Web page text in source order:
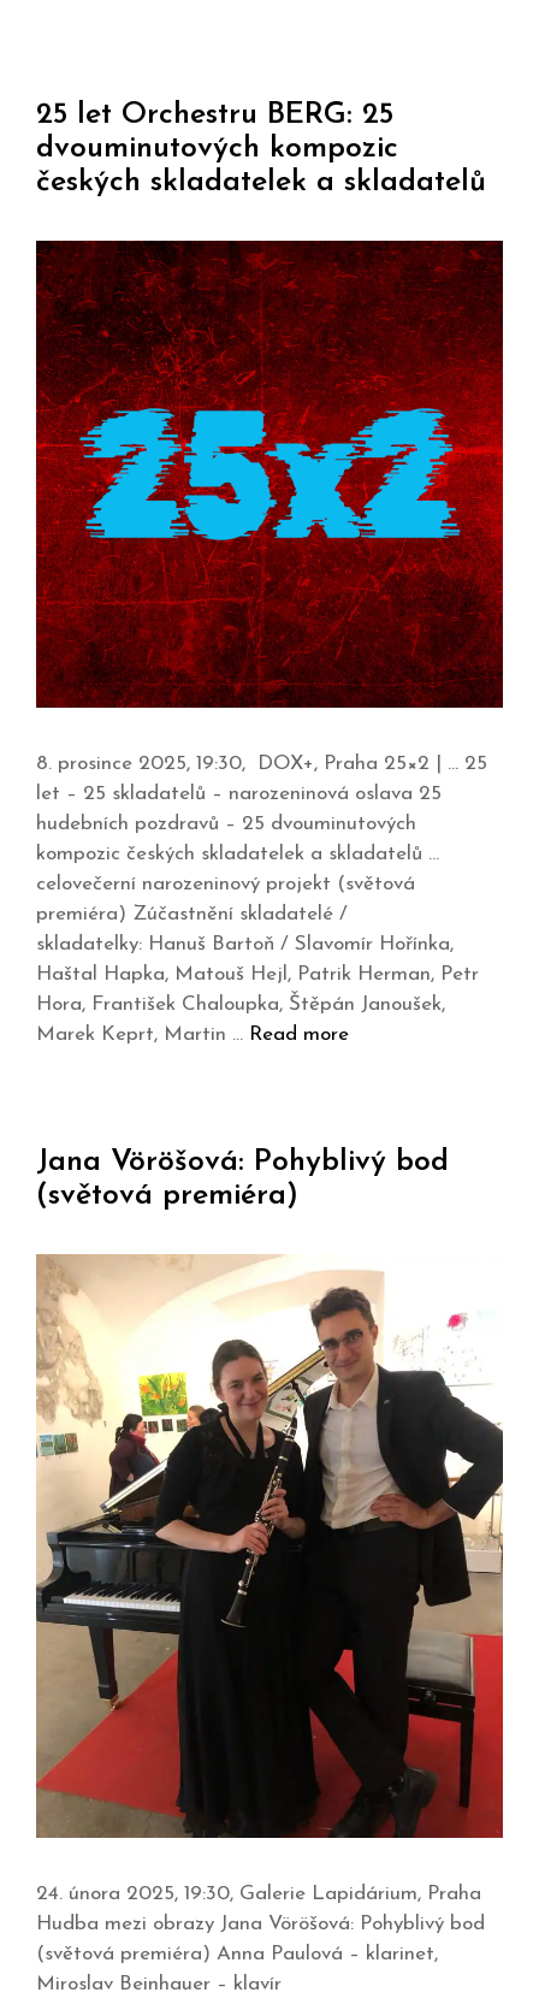
25 let Orchestru BERG: 25
dvouminutových kompozic
českých skladatelek a skladatelů
8. prosince 2025, 19:30, DOX+, Praha 25×2 | … 25
let – 25 skladatelů – narozeninová oslava 25
hudebních pozdravů – 25 dvouminutových
kompozic českých skladatelek a skladatelů …
celovečerní narozeninový projekt (světová
premiéra) Zúčastnění skladatelé /
skladatelky: Hanuš Bartoň / Slavomír Hořínka,
Haštal Hapka, Matouš Hejl, Patrik Herman, Petr
Hora, František Chaloupka, Štěpán Janoušek,
Marek Keprt, Martin … Read more
Jana Vöröšová: Pohyblivý bod
(světová premiéra)
24. února 2025, 19:30, Galerie Lapidárium, Praha
Hudba mezi obrazy Jana Vöröšová: Pohyblivý bod
(světová premiéra) Anna Paulová – klarinet,
Miroslav Beinhauer – klavír